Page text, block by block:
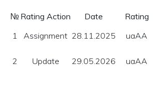
№ Rating Action Date
Rating
1
Assignment 28.11.2025 uaAA
2 Update 29.05.2026 uaAA